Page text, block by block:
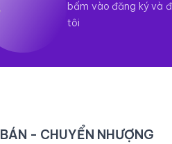
bấm vào đăng ký và
tôi
BÁN - CHUYỂN NHƯỢNG